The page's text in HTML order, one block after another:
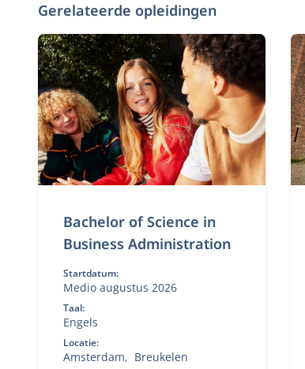
Gerelateerde opleidingen
Bachelor of Science in
Business Administration
Startdatum:
Medio augustus 2026
Taal:
Engels
Locatie:
Amsterdam
Breukelen